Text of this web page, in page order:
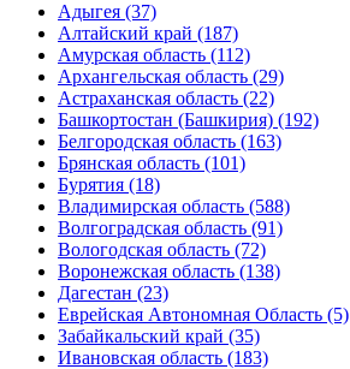
Адыгея (37)
Алтайский край (187)
Амурская область (112)
Архангельская область (29)
Астраханская область (22)
Башкортостан (Башкирия) (192)
Белгородская область (163)
Брянская область (101)
Бурятия (18)
Владимирская область (588)
Волгоградская область (91)
Вологодская область (72)
Воронежская область (138)
Дагестан (23)
Еврейская Автономная Область (5)
Забайкальский край (35)
Ивановская область (183)